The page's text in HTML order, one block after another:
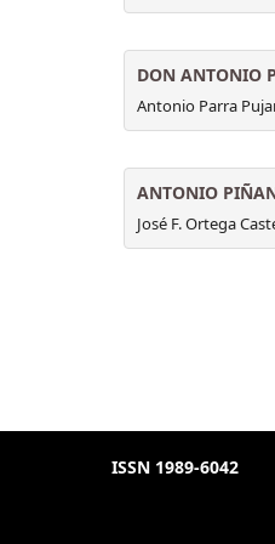
DON ANTONIO
Antonio Parra
ANTONIO
José F. Ortega
ISSN 1989-6042